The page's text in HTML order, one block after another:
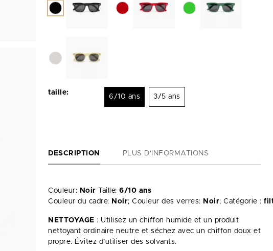
taille:
6/10 ans 3/5 ans
DESCRIPTION PLUS D'INFORMATIONS
Couleur: Noir Taille: 6/10 ans
Couleur du cadre: Noir; Couleur des verres: Noir; Catégorie :
NETTOYAGE : Utilisez un chiffon humide et un produit
nettoyant ordinaire neutre et séchez avec un chiffon doux et
propre. Évitez d’utiliser des solvants.